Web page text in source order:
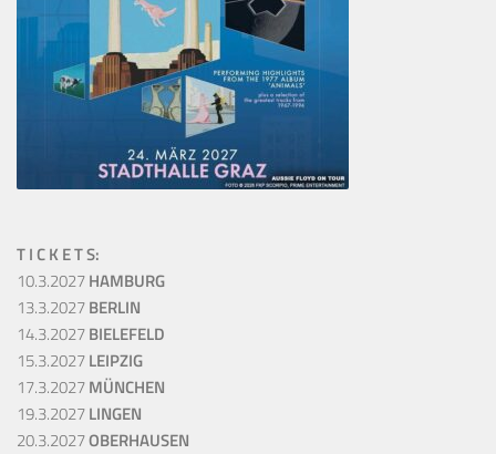
T I C K E T S:
10.3.2027HAMBURG
13.3.2027BERLIN
14.3.2027BIELEFELD
15.3.2027LEIPZIG
17.3.2027MÜNCHEN
19.3.2027LINGEN
20.3.2027OBERHAUSEN